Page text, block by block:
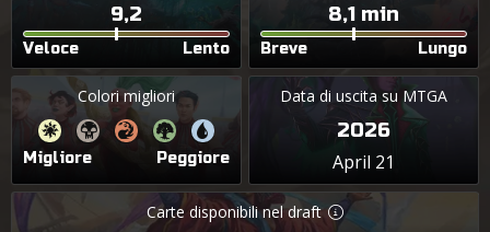
9,2
Veloce Lento
8,1 min
Breve Lungo
Colori migliori
Migliore Peggiore
Data di uscita su MTGA
2026
April 21
Carte disponibili nel draft